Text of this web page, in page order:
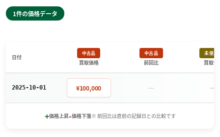
1件の価格データ
日付
中古品
買取価格
中古品
前回比
未使用
買取価
2025-10-01 ¥100,000 － －
+価格上昇-価格下落※ 前回比は直前の記録日との比較です